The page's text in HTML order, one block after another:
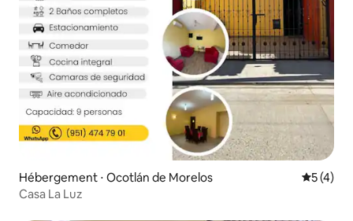
Hébergement ⋅ Ocotlán de Morelos
5 (4)
Casa La Luz